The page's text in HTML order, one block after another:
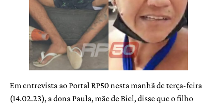
Em entrevista ao Portal RP50 nesta manhã de terça-feira
(14.02.23), a dona Paula, mãe de Biel, disse que o filho